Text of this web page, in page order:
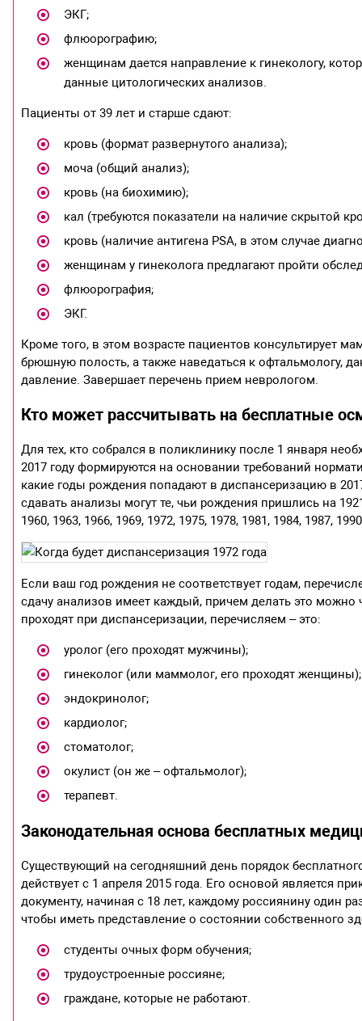
ЭКГ;
флюорографию;
женщинам дается направление к гинекологу,
данные цитологических анализов.
Пациенты от 39 лет и старше сдают:
кровь (формат развернутого анализа);
моча (общий анализ);
кровь (на биохимию);
кал (требуются показатели на наличие скрытой
кровь (наличие антигена PSA, в этом случае
женщинам у гинеколога предлагают пройти
флюорография;
ЭКГ.
Кроме того, в этом возрасте пациентов консультирует
брюшную полость, а также наведаться к офтальмологу,
давление. Завершает перечень прием неврологом.
Кто может рассчитывать на бесплатные
Для тех, кто собрался в поликлинику после 1 января
2017 году формируются на основании требований
какие годы рождения попадают в диспансеризацию в
сдавать анализы могут те, чьи рождения пришлись на
1960, 1963, 1966, 1969, 1972, 1975, 1978, 1981, 1984, 1987,
Если ваш год рождения не соответствует годам,
сдачу анализов имеет каждый, причем делать это можно
проходят при диспансеризации, перечисляем – это:
уролог (его проходят мужчины);
гинеколог (или маммолог, его проходят женщины);
эндокринолог;
кардиолог;
стоматолог;
окулист (он же – офтальмолог);
терапевт.
Законодательная основа бесплатных
Существующий на сегодняшний день порядок
действует с 1 апреля 2015 года. Его основой является
документу, начиная с 18 лет, каждому россиянину один
чтобы иметь представление о состоянии собственного
студенты очных форм обучения;
трудоустроенные россияне;
граждане, которые не работают.